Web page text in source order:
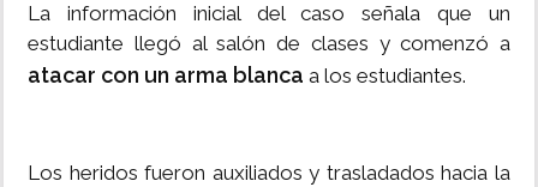
La información inicial del caso señala que un
estudiante llegó al salón de clases y comenzó a
atacar con un arma blanca a los estudiantes.
Los heridos fueron auxiliados y trasladados hacia la